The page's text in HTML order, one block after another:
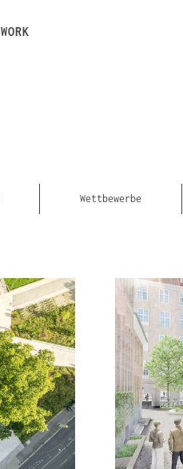
WORK
Wettbewerbe